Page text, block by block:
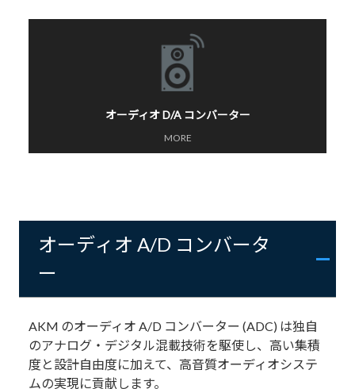
オーディオ D/A コンバーター
MORE
オーディオ A/D コンバータ
ー
AKM のオーディオ A/D コンバーター (ADC) は独自
のアナログ・デジタル混載技術を駆使し、高い集積
度と設計自由度に加えて、高音質オーディオシステ
ムの実現に貢献します。